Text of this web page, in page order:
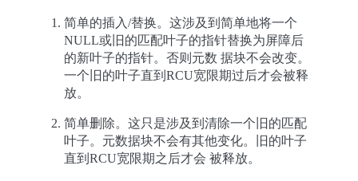
简单的插入/替换。这涉及到简单地将一个
NULL或旧的匹配叶子的指针替换为屏障后
的新叶子的指针。否则元数 据块不会改变。
一个旧的叶子直到RCU宽限期过后才会被释
放。
简单删除。这只是涉及到清除一个旧的匹配
叶子。元数据块不会有其他变化。旧的叶子
直到RCU宽限期之后才会 被释放。